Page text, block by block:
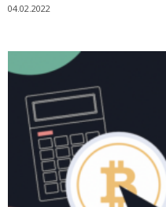
04.02.2022